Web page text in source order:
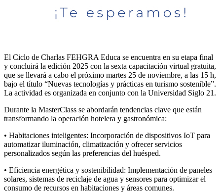
El Ciclo de Charlas FEHGRA Educa se encuentra en su etapa final
y concluirá la edición 2025 con la sexta capacitación virtual gratuita,
que se llevará a cabo el próximo martes 25 de noviembre, a las 15 h,
bajo el título “Nuevas tecnologías y prácticas en turismo sostenible”.
La actividad es organizada en conjunto con la Universidad Siglo 21.
Durante la MasterClass se abordarán tendencias clave que están
transformando la operación hotelera y gastronómica:
• Habitaciones inteligentes: Incorporación de dispositivos IoT para
automatizar iluminación, climatización y ofrecer servicios
personalizados según las preferencias del huésped.
• Eficiencia energética y sostenibilidad: Implementación de paneles
solares, sistemas de reciclaje de agua y sensores para optimizar el
consumo de recursos en habitaciones y áreas comunes.